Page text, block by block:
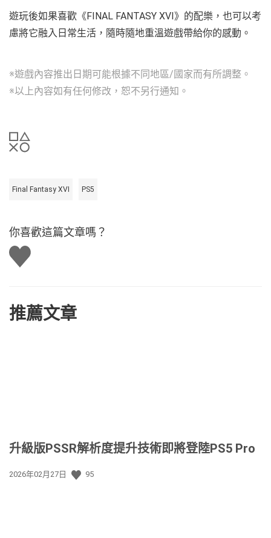
遊玩後如果喜歡《FINAL FANTASY XVI》的配樂，也可以考
慮將它融入日常生活，隨時隨地重溫遊戲帶給你的感動。
※遊戲內容推出日期可能根據不同地區/國家而有所調整。
※以上內容如有任何修改，恕不另行通知。
Final Fantasy XVI PS5
你喜歡這篇文章嗎？
讚
推薦文章
升級版PSSR解析度提升技術即將登陸PS5 Pro
發
2026年02月27日 95